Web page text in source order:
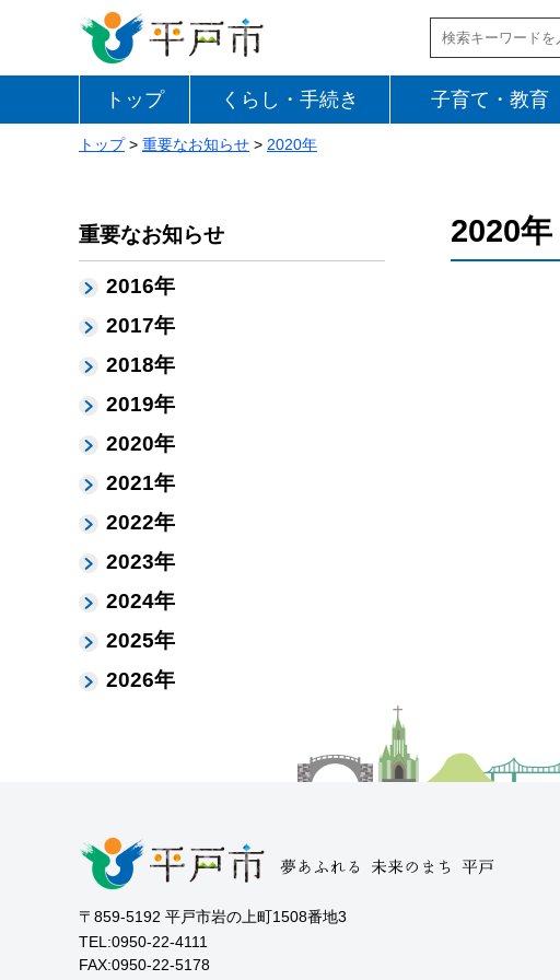
トップ くらし・手続き 子育て・教育
トップ> 重要なお知らせ > 2020年
重要なお知らせ
2016年
2017年
2018年
2019年
2020年
2021年
2022年
2023年
2024年
2025年
2026年
2020年
〒859-5192 平戸市岩の上町1508番地3
TEL:0950-22-4111
FAX:0950-22-5178